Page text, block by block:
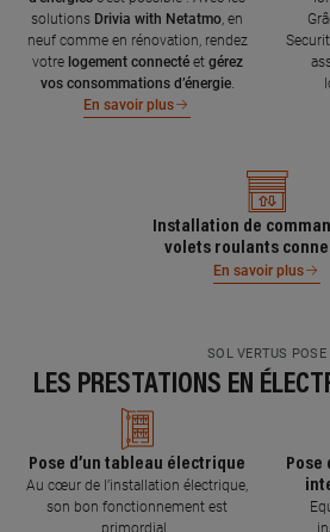
solutions Drivia with Netatmo , en
neuf comme en rénovation, rendez
votre logement connecté et gérez
vos consommations d’énergie.
En savoir plus
Installation de
volets roulants
En savoir plus
SOL VERTUS POSE
LES PRESTATIONS EN
Pose d’un tableau électrique
Au cœur de l’installation électrique,
son bon fonctionnement est
primordial.
Pose